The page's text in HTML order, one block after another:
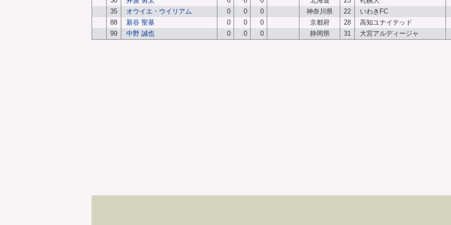
35
オウイエ・ウイリアム 0 0 0 神奈川県 22 いわきFC
88
新谷 聖基 0 0 0 京都府 28 高知ユナイテッド
99
中野 誠也 0 0 0 静岡県 31 大宮アルディージャ